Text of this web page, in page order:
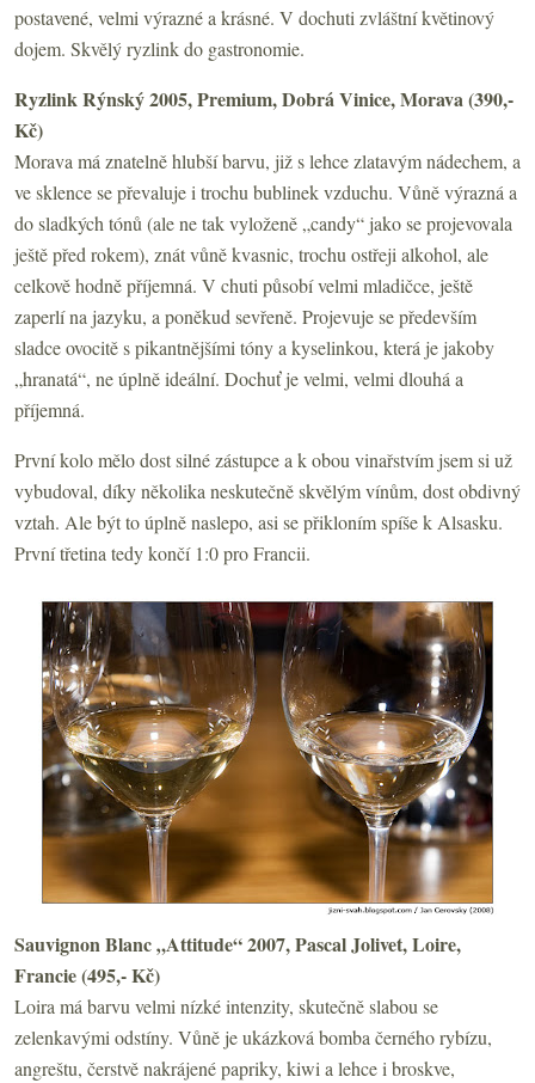
postavené, velmi výrazné a krásné. V dochuti zvláštní květinový
dojem. Skvělý ryzlink do gastronomie.
Ryzlink Rýnský 2005, Premium, Dobrá Vinice, Morava (390,-
Kč)
Morava má znatelně hlubší barvu, již s lehce zlatavým nádechem, a
ve sklence se převaluje i trochu bublinek vzduchu. Vůně výrazná a
do sladkých tónů (ale ne tak vyloženě „candy“ jako se projevovala
ještě před rokem), znát vůně kvasnic, trochu ostřeji alkohol, ale
celkově hodně příjemná. V chuti působí velmi mladičce, ještě
zaperlí na jazyku, a poněkud sevřeně. Projevuje se především
sladce ovocitě s pikantnějšími tóny a kyselinkou, která je jakoby
„hranatá“, ne úplně ideální. Dochuť je velmi, velmi dlouhá a
příjemná.
První kolo mělo dost silné zástupce a k obou vinařstvím jsem si už
vybudoval, díky několika neskutečně skvělým vínům, dost obdivný
vztah. Ale být to úplně naslepo, asi se přikloním spíše k Alsasku.
První třetina tedy končí 1:0 pro Francii.
Sauvignon Blanc „Attitude“ 2007, Pascal Jolivet, Loire,
Francie (495,- Kč)
Loira má barvu velmi nízké intenzity, skutečně slabou se
zelenkavými odstíny. Vůně je ukázková bomba černého rybízu,
angreštu, čerstvě nakrájené papriky, kiwi a lehce i broskve,